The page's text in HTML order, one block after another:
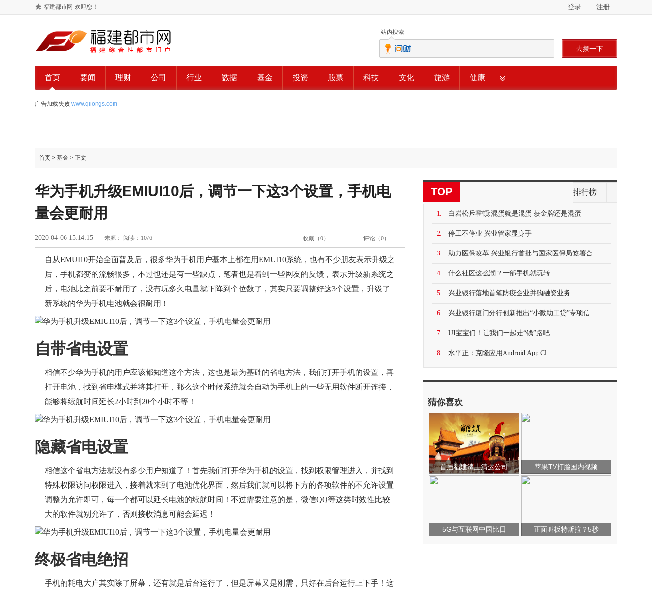
福建都市网-欢迎您！ 登录 注册
站内搜索
去搜一下
首页 要闻 理财 公司 行业 数据 基金 投资 股票 科技 文化 旅游 健康
广告加载失败 www.qilongs.com
首页 > 基金 > 正文
华为手机升级EMIUI10后，调节一下这3个设置，手机电
量会更耐用
2020-04-06 15:14:15 来源： 阅读：1076 评论（0）
收藏（0）
自从EMUI10开始全面普及后，很多华为手机用户基本上都在用EMUI10系统，也有不少朋友表示升级之
后，手机都变的流畅很多，不过也还是有一些缺点，笔者也是看到一些网友的反馈，表示升级新系统之
后，电池比之前要不耐用了，没有玩多久电量就下降到个位数了，其实只要调整好这3个设置，升级了
新系统的华为手机电池就会很耐用！
自带省电设置
相信不少华为手机的用户应该都知道这个方法，这也是最为基础的省电方法，我们打开手机的设置，再
打开电池，找到省电模式并将其打开，那么这个时候系统就会自动为手机上的一些无用软件断开连接，
能够将续航时间延长2小时到20个小时不等！
隐藏省电设置
相信这个省电方法就没有多少用户知道了！首先我们打开华为手机的设置，找到权限管理进入，并找到
特殊权限访问权限进入，接着就来到了电池优化界面，然后我们就可以将下方的各项软件的不允许设置
调整为允许即可，每一个都可以延长电池的续航时间！不过需要注意的是，微信QQ等这类时效性比较
大的软件就别允许了，否则接收消息可能会延迟！
终极省电绝招
手机的耗电大户其实除了屏幕，还有就是后台运行了，但是屏幕又是刚需，只好在后台运行上下手！这
TOP 排行榜
1. 白岩松斥霍顿:混蛋就是混蛋 获金牌还是混蛋
2. 停工不停业 兴业管家显身手
3. 助力医保改革 兴业银行首批与国家医保局签署合
4. 什么社区这么潮？一部手机就玩转……
5. 兴业银行落地首笔防疫企业并购融资业务
6. 兴业银行厦门分行创新推出“小微助工贷”专项信
7. UI宝宝们！让我们一起走“钱”路吧
8. 水平正：克隆应用Android App Cl
猜你喜欢
首届福建渣土清运公司 苹果TV打脸国内视频
5G与互联网中国比日 正面叫板特斯拉？5秒